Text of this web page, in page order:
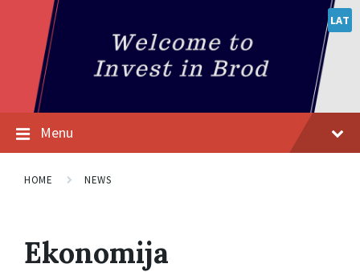
LAT
Menu
HOME NEWS
Ekonomija